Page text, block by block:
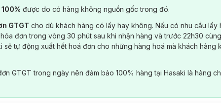
được do có hàng không nguồn gốc trong đó.
GTGT cho dù khách hàng có lấy hay không. Nếu có nhu cầu lấy
đơn trong vòng 30 phút sau khi nhận hàng và trước 22h30
sẽ tự động xuất hết hoá đơn cho những hàng hoá mà khách hàng
GTGT trong ngày nên đảm bảo 100% hàng tại Hasaki là hàng